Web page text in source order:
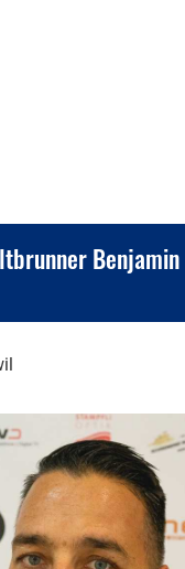
Benjamin